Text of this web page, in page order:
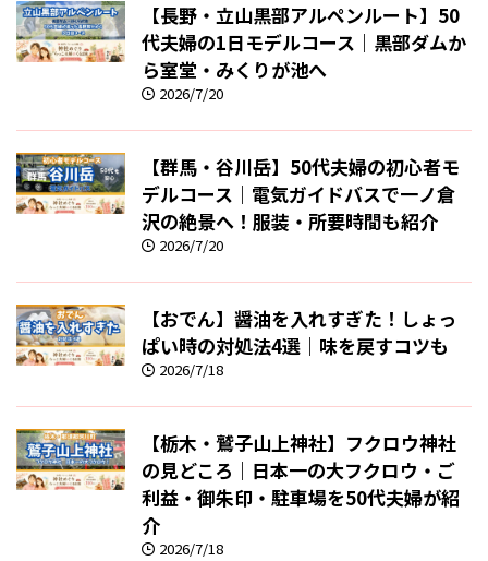
【長野・立山黒部アルペンルート】50
代夫婦の1日モデルコース｜黒部ダムか
ら室堂・みくりが池へ
2026/7/20
【群馬・谷川岳】50代夫婦の初心者モ
デルコース｜電気ガイドバスで一ノ倉
沢の絶景へ！服装・所要時間も紹介
2026/7/20
【おでん】醤油を入れすぎた！しょっ
ぱい時の対処法4選｜味を戻すコツも
2026/7/18
【栃木・鷲子山上神社】フクロウ神社
の見どころ｜日本一の大フクロウ・ご
利益・御朱印・駐車場を50代夫婦が紹
介
2026/7/18